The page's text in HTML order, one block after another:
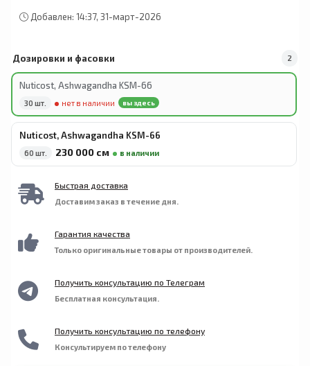
ингредиентов со всего мира, выполнена
началом применения во время беременности,
проконсультироваться с медицинским
работником. Хранить в недоступном для детей
защитная пленка повреждена или отсутствует.
Хранить в сухом и прохладном месте.
Добавлен: 14:37, 31-март-2026
Дозировки и фасовки 2
Nuticost, Ashwagandha KSM-66
30 шт. нет в наличии вы здесь
Nuticost, Ashwagandha KSM-66
60 шт. 230 000 сӯм в наличии
Быстрая доставка
Доставим заказ в течение дня.
Гарантия качества
Только оригинальные товары от производителей.
Получить консультацию по Телеграм
Бесплатная консультация.
Получить консультацию по телефону
Консультируем по телефону